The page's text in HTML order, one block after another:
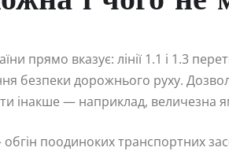
прямо вказує: лінії 1.1 і 1.3
безпеки дорожнього руху.
інакше — наприклад,
поодиноких транспортних